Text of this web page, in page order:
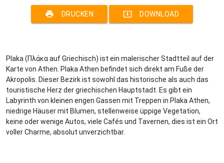
print DRUCKEN system_update_alt DOWNLOAD
Plaka (Πλάκα auf Griechisch) ist ein malerischer Stadtteil auf der
Karte von Athen. Plaka Athen befindet sich direkt am Fuße der
Akropolis. Dieser Bezirk ist sowohl das historische als auch das
touristische Herz der griechischen Hauptstadt. Es gibt ein
Labyrinth von kleinen engen Gassen mit Treppen in Plaka Athen,
niedrige Häuser mit Blumen, stellenweise üppige Vegetation,
keine oder wenige Autos, viele Cafés und Tavernen, dies ist ein Ort
voller Charme, absolut unverzichtbar.